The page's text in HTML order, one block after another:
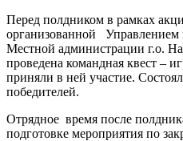
Перед полдником в рамках
организованной
Местной администрации г.о.
проведена командная квест –
приняли в ней участие.
победителей.
Отрядное время после
подготовке мероприятия по